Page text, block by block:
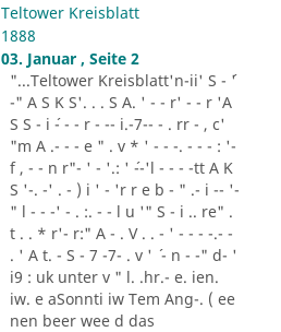
Teltower Kreisblatt
1888
03. Januar , Seite 2
"...Teltower Kreisblatt'n-ii' S - ´'
-" A S K S'. . . S A. ' - - r' - - r 'A
S S - i ´- - - r - -- i.-7-- - . rr - , c'
"m A .- - - e " . v * ' - - -. - - - : '-
f , - - n r"- ' - '.: ' ´--'l - - - -tt A K
S '-. -' . - ) i ' - 'r r e b - " .- i -- '-
" l - - -' - . :. - - l u '" S - i .. re" .
t . . * r'- r:" A - . V . . - ' - - - -.- -
. ' A t. - S - 7 -7- . v ' ´ - n - -" d- '
i9 : uk unter v " l. .hr.- e. ien.
iw. e aSonnti iw Tem Ang-. ( ee
nen beer wee d das